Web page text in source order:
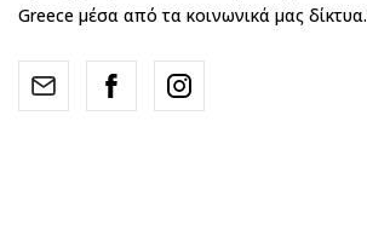
Greece μέσα από τα κοινωνικά μας δίκτυα.